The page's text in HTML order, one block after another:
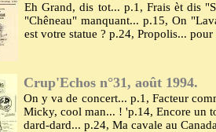
Eh Grand, dis tot... p.1, Frais èt dis
"Chêneau" manquant... p.15, On
est votre statue ? p.24, Propolis...
Crup'Echos n°31, août 1994.
On y va de concert... p.1, Facteur
Micky, cool man... ! 'p.14, Encore un
dard-dard... p.24, Ma cavale au